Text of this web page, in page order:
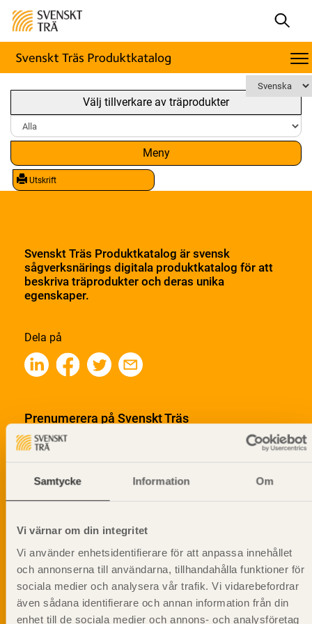
Samtycke Information Om
Vi värnar om din integritet
Vi använder enhetsidentifierare för att anpassa innehållet
och annonserna till användarna, tillhandahålla funktioner för
sociala medier och analysera vår trafik. Vi vidarebefordrar
även sådana identifierare och annan information från din
enhet till de sociala medier och annons- och analysföretag
Välj tillverkare av träprodukter
Meny
Utskrift
Svenskt Träs Produktkatalog är svensk
sågverksnärings digitala produktkatalog för att
beskriva träprodukter och deras unika
egenskaper.
Dela på
Prenumerera på Svenskt Träs
informationsutskick!